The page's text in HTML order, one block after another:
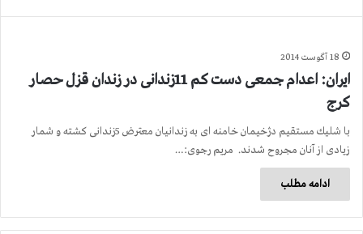
18 آگوست 2014
ایران: اعدام جمعی دست كم 11زندانی در زندان قزل حصار
كرج
با شلیك مستقیم دژخیمان خامنه ای به زندانیان معترض 5زندانی كشته و شمار
زیادی از آنان مجروح شدند. مریم رجوی:…
ادامه مطلب